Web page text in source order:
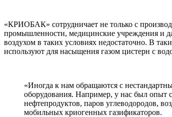
«КРИОБАК» сотрудничает не только с
промышленности, медицинские учреждения и
воздухом в таких условиях недостаточно. В
используют для насыщения газом цистерн с
«Иногда к нам обращаются с
оборудования. Например, у нас был опыт
нефтепродуктов, паров углеводородов,
мобильных криогенных газификаторов.